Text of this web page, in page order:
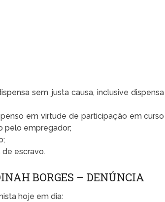
sem justa causa, inclusive dispensa
em virtude de participação em curso
pelo empregador;
escravo.
BORGES – DENÚNCIA
hoje em dia: